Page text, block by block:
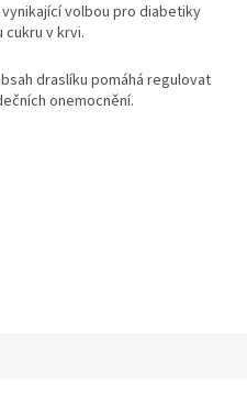
volbou pro diabetiky
cukru v krvi.
draslíku pomáhá regulovat
onemocnění.